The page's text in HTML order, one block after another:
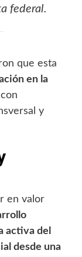
federal.
que esta
en la
y
en valor
activa del
desde una